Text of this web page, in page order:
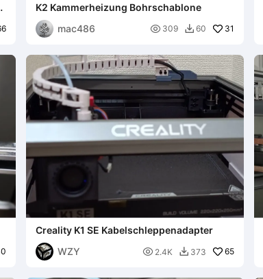
K2 Kammerheizung Bohrschablone
mac486
 309  60 31
Creality K1 SE Kabelschleppenadapter
WZY
 2.4K  373 65